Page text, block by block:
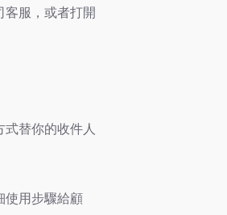
客服，或者打開
替你的收件人
使用步驟給顧